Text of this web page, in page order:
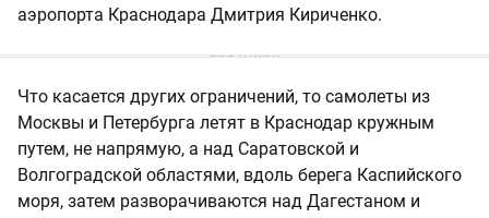
аэропорта Краснодара Дмитрия Кириченко.
Что касается других ограничений, то самолеты из
Москвы и Петербурга летят в Краснодар кружным
путем, не напрямую, а над Саратовской и
Волгоградской областями, вдоль берега Каспийского
моря, затем разворачиваются над Дагестаном и